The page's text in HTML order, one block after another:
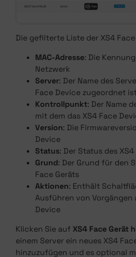
Die gefilterte Liste der XS4
MAC-Adresse: Die
Netzwerk
Server: Der Name des
Face Device zugeordnet
Kontrollpunkt: Der Name
mit dem das XS4 Face
Version: Die
Device
Status: Der Status des
Grund: Der Grund für den
Face Geräts
Aktionen: Enthält
Ausführen von Vorgängen
Device
Klicken Sie auf XS4 Face Gerät
einem Server ein neues XS4
hinzuzufügen und es optional